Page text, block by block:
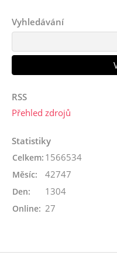
Vyhledávání
RSS
Přehled zdrojů
Statistiky
Online: 27
Celkem: 1566534
Měsíc: 42747
Den: 1304